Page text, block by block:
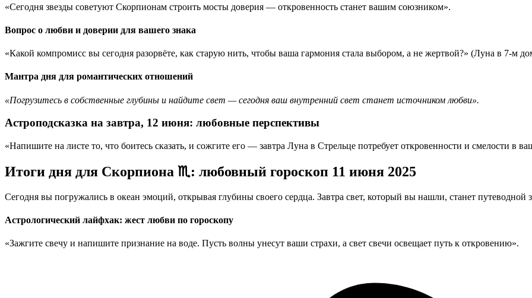
«Сегодня звезды советуют Скорпионам строить мосты доверия — откровенность станет вашим союзником».
Вопрос о любви и доверии для вашего знака
«Какой компромисс вы сегодня разорвёте, как старую нить, чтобы ваша гармония стала выбором, а не жертвой?» (Луна в 7-м
Мантра дня для романтических отношений
«Погрузитесь в собственные глубины и найдите свет — сегодня ваш внутренний свет станет источником любви».
Aстроподсказка на завтра, 12 июня: любовные перспективы
«Напишите на листе то, что боитесь сказать, и сожгите его — завтра Луна в Стрельце потребует откровенности и смелости в
Итоги дня для Скорпиона ♏: любовный гороскоп 11 июня 2025
Сегодня вы погружались в океан эмоций, открывая глубины своего сердца. Завтра свет, который вы нашли, станет
Астрологический лайфхак: жест любви по гороскопу
«Зажгите свечу и напишите признание на воде. Пусть волны унесут ваши страхи, а свет свечи освещает путь к откровению».